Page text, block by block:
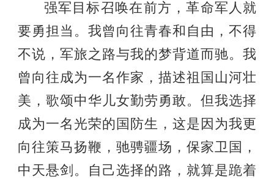
强军目标召唤在前方，革命军人就
要勇担当。我曾向往青春和自由，不得
不说，军旅之路与我的梦背道而驰。我
曾向往成为一名作家，描述祖国山河壮
美，歌颂中华儿女勤劳勇敢。但我选择
成为一名光荣的国防生，这是因为我更
向往策马扬鞭，驰骋疆场，保家卫国，
中天悬剑。自己选择的路，就算是跪着